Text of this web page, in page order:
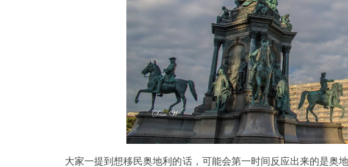
大家一提到想移民奥地利的话，可能会第一时间反应出来的是奥